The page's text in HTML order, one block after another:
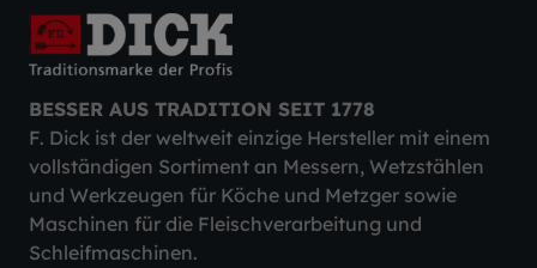
BESSER AUS TRADITION SEIT 1778
F. Dick ist der weltweit einzige Hersteller mit einem
vollständigen Sortiment an Messern, Wetzstählen
und Werkzeugen für Köche und Metzger sowie
Maschinen für die Fleischverarbeitung und
Schleifmaschinen.